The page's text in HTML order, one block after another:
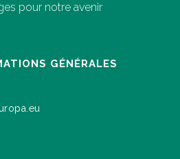
pour notre avenir
GÉNÉRALES